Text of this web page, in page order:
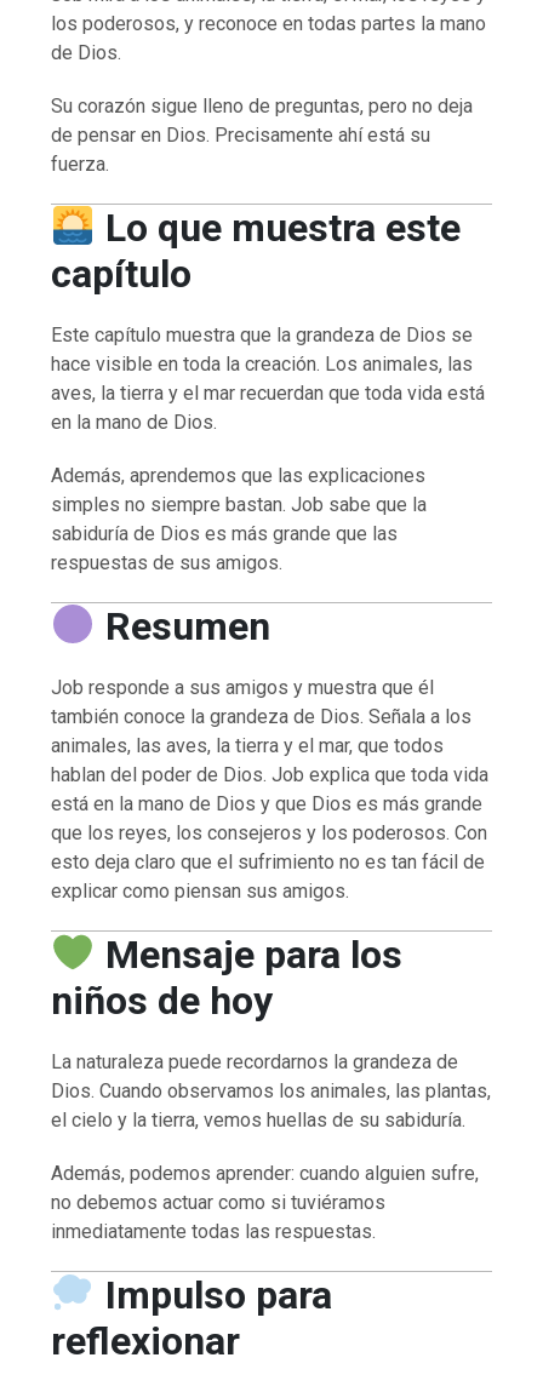
los poderosos, y reconoce en todas partes la mano
de Dios.
Su corazón sigue lleno de preguntas, pero no deja
de pensar en Dios. Precisamente ahí está su
fuerza.
Lo que muestra este
capítulo
Este capítulo muestra que la grandeza de Dios se
hace visible en toda la creación. Los animales, las
aves, la tierra y el mar recuerdan que toda vida está
en la mano de Dios.
Además, aprendemos que las explicaciones
simples no siempre bastan. Job sabe que la
sabiduría de Dios es más grande que las
respuestas de sus amigos.
Resumen
Job responde a sus amigos y muestra que él
también conoce la grandeza de Dios. Señala a los
animales, las aves, la tierra y el mar, que todos
hablan del poder de Dios. Job explica que toda vida
está en la mano de Dios y que Dios es más grande
que los reyes, los consejeros y los poderosos. Con
esto deja claro que el sufrimiento no es tan fácil de
explicar como piensan sus amigos.
Mensaje para los
niños de hoy
La naturaleza puede recordarnos la grandeza de
Dios. Cuando observamos los animales, las plantas,
el cielo y la tierra, vemos huellas de su sabiduría.
Además, podemos aprender: cuando alguien sufre,
no debemos actuar como si tuviéramos
inmediatamente todas las respuestas.
Impulso para
reflexionar